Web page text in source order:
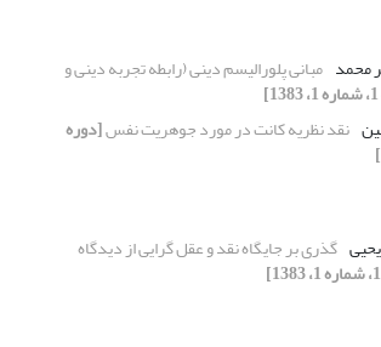
محمد مبانی پلورالیسم دینی (رابطه تجربه دینی و
نقد نظریه کانت در مورد جوهریت نفس[دوره
گذری بر جایگاه نقد و عقل گرایی از دیدگاه